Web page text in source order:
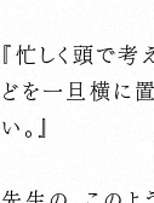
『忙しく頭で
どを一旦横に
い。』